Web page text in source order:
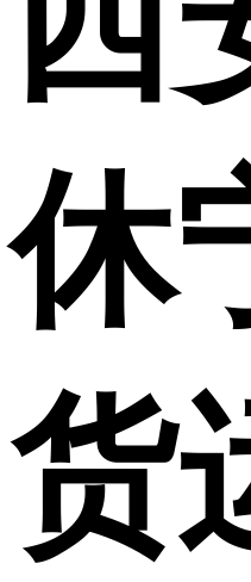
休
货